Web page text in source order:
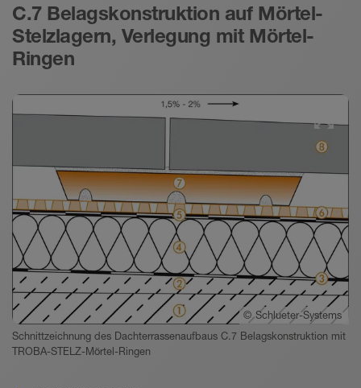
C.7 Belagskonstruktion auf Mörtel-
Stelzlagern, Verlegung mit Mörtel-
Ringen
© Schlueter-Systems
Schnittzeichnung des Dachterrassenaufbaus C.7 Belagskonstruktion mit
TROBA-STELZ-Mörtel-Ringen